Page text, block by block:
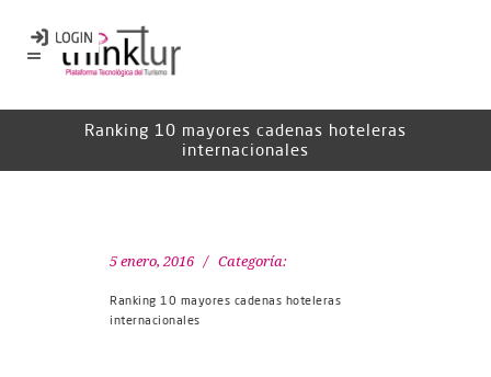
Ranking 10 mayores cadenas hoteleras
internacionales
5 enero, 2016 Categoría:
Ranking 10 mayores cadenas hoteleras
internacionales